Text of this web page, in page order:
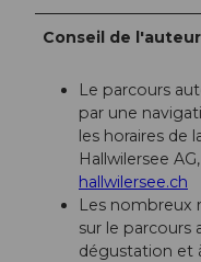
Conseil de l'auteur
Le parcours
par une
les horaires de
Hallwilersee
hallwilersee.ch
Les nombreux
sur le parcours
dégustation et